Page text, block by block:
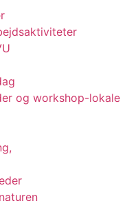
og workshop-lokale